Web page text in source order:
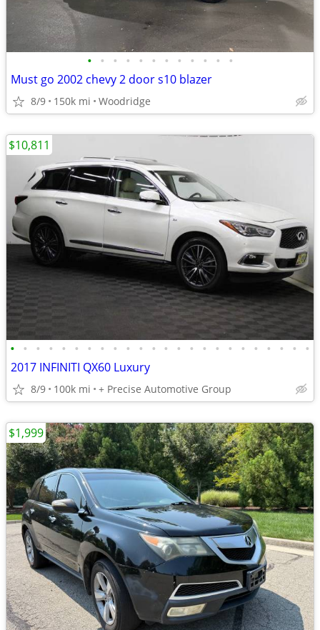
• • • • • • • • • • • •
Must go 2002 chevy 2 door s10 blazer
8/9 150k mi Woodridge
• • • • • • • • • • • • • • • • • • • • • • • •
2017 INFINITI QX60 Luxury
8/9 100k mi + Precise Automotive Group
$10,811
$1,999